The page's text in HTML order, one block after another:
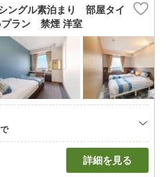
ングル素泊まり 部屋タイ
ラン 禁煙 洋室
詳細を見る